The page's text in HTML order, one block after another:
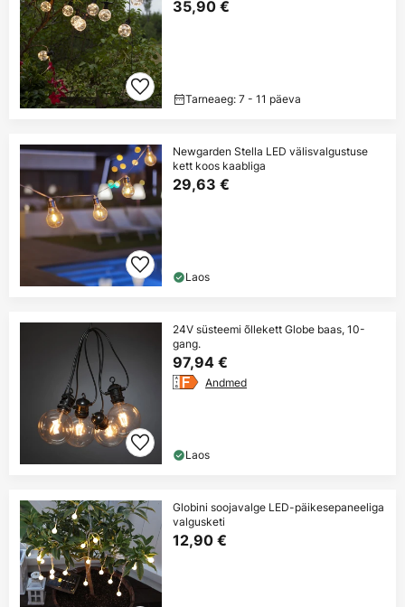
35,90 €
Tarneaeg: 7 - 11 päeva
Newgarden Stella LED välisvalgustuse
kett koos kaabliga
29,63 €
Laos
24V süsteemi õllekett Globe baas, 10-
gang.
97,94 €
Andmed
Laos
Globini soojavalge LED-päikesepaneeliga
valgusketi
12,90 €